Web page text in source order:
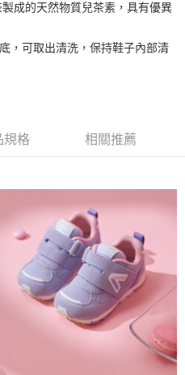
付款」的支付方式。 讓您購物簡單
款。
知簡訊。
此簡訊中的連結，可透過四大超商／
，方視為交易完成。
繳費，但若您需要取消訂單，請聯絡
訂單仍視為有效，需透過AFTEE先享
」之結帳頁面顯示為準，若有關於
相關疑問，請聯繫「AFTEE先享後付
support/home
之「AFTEE先享後付」服務完成之交
免運費
免運費
製成的天然物質兒茶素，具有優異
，可取出清洗，保持鞋子內部清
規格 相關推薦